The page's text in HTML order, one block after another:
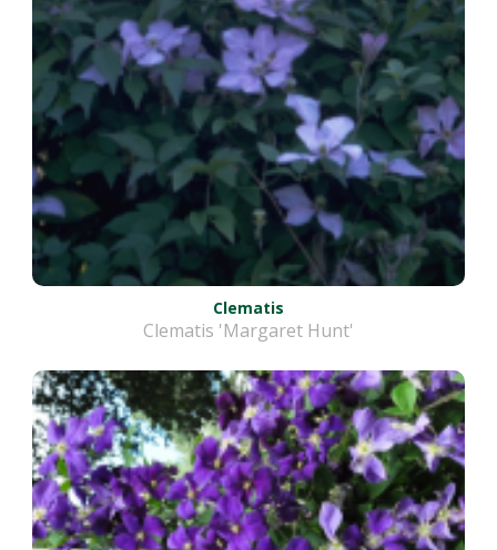
Clematis
Clematis 'Margaret Hunt'